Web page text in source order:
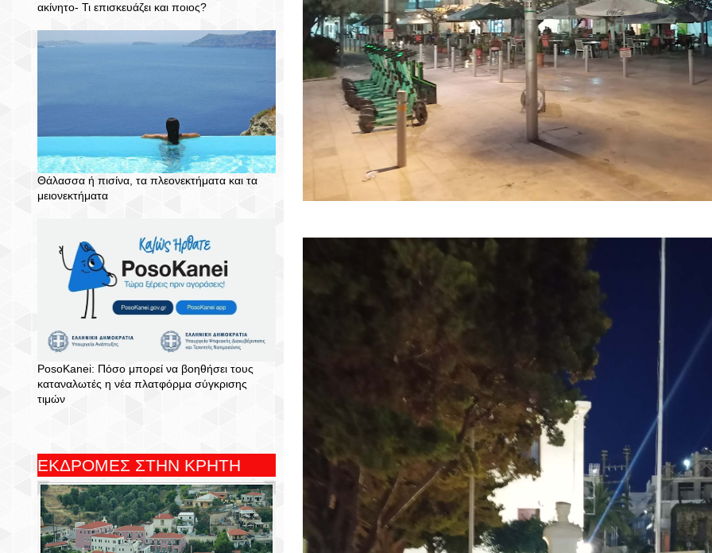
ακίνητο- Τι επισκευάζει και ποιος?
Θάλασσα ή πισίνα, τα πλεονεκτήματα και τα
μειονεκτήματα
PosoKanei: Πόσο μπορεί να βοηθήσει τους
καταναλωτές η νέα πλατφόρμα σύγκρισης
τιμών
ΕΚΔΡΟΜΕΣ ΣΤΗΝ ΚΡΗΤΗ